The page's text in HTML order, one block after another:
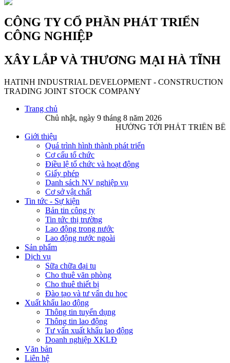
CÔNG TY CỔ PHẦN PHÁT TRIỂN
CÔNG NGHIỆP
XÂY LẮP VÀ THƯƠNG MẠI HÀ TĨNH
HATINH INDUSTRIAL DEVELOPMENT - CONSTRUCTION
TRADING JOINT STOCK COMPANY
Trang chủ
Chủ nhật, ngày 9 tháng 8 năm 2026
HƯỚNG TỚI PHÁT TRIỂN
Giới thiệu
Quá trình hình thành phát triển
Cơ cấu tổ chức
Điều lệ tổ chức và hoạt động
Giấy phép
Danh sách NV nghiệp vụ
Cơ sở vật chất
Tin tức - Sự kiện
Bản tin công ty
Tin tức thị trường
Lao động trong nước
Lao động nước ngoài
Sản phẩm
Dịch vụ
Sữa chữa đại tu
Cho thuê văn phòng
Cho thuê thiết bị
Đào tạo và tư vấn du học
Xuất khẩu lao động
Thông tin tuyển dụng
Thông tin lao động
Tư vấn xuất khẩu lao động
Doanh nghiệp XKLĐ
Văn bản
Liên hệ